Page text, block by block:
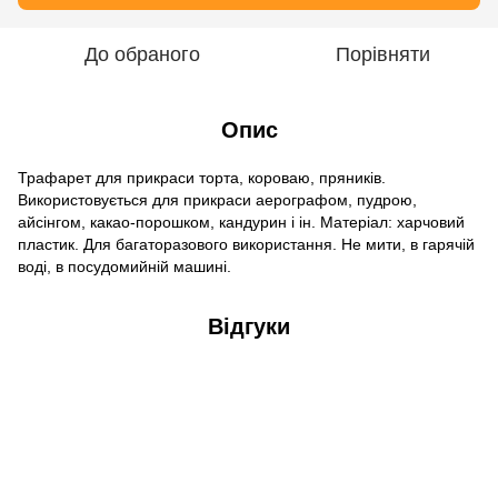
До обраного Порівняти
Опис
Трафарет для прикраси торта, короваю, пряників.
Використовується для прикраси аерографом, пудрою,
айсінгом, какао-порошком, кандурин і ін. Матеріал: харчовий
пластик. Для багаторазового використання. Не мити, в гарячій
воді, в посудомийній машині.
Відгуки